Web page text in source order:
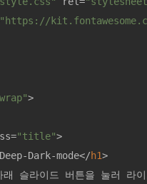
"https://
>
="title">
Deep-Dark-mode</h1>
래 슬라이드 버튼을 눌러 라